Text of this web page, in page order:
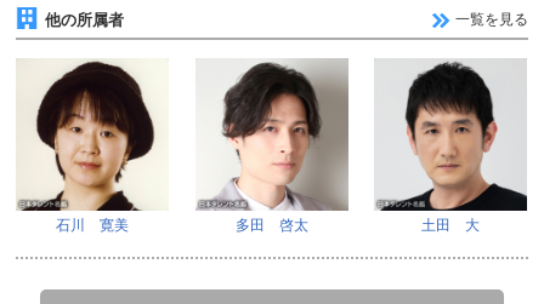
他の所属者 一覧を見る
石川 寛美 多田 啓太 土田 大